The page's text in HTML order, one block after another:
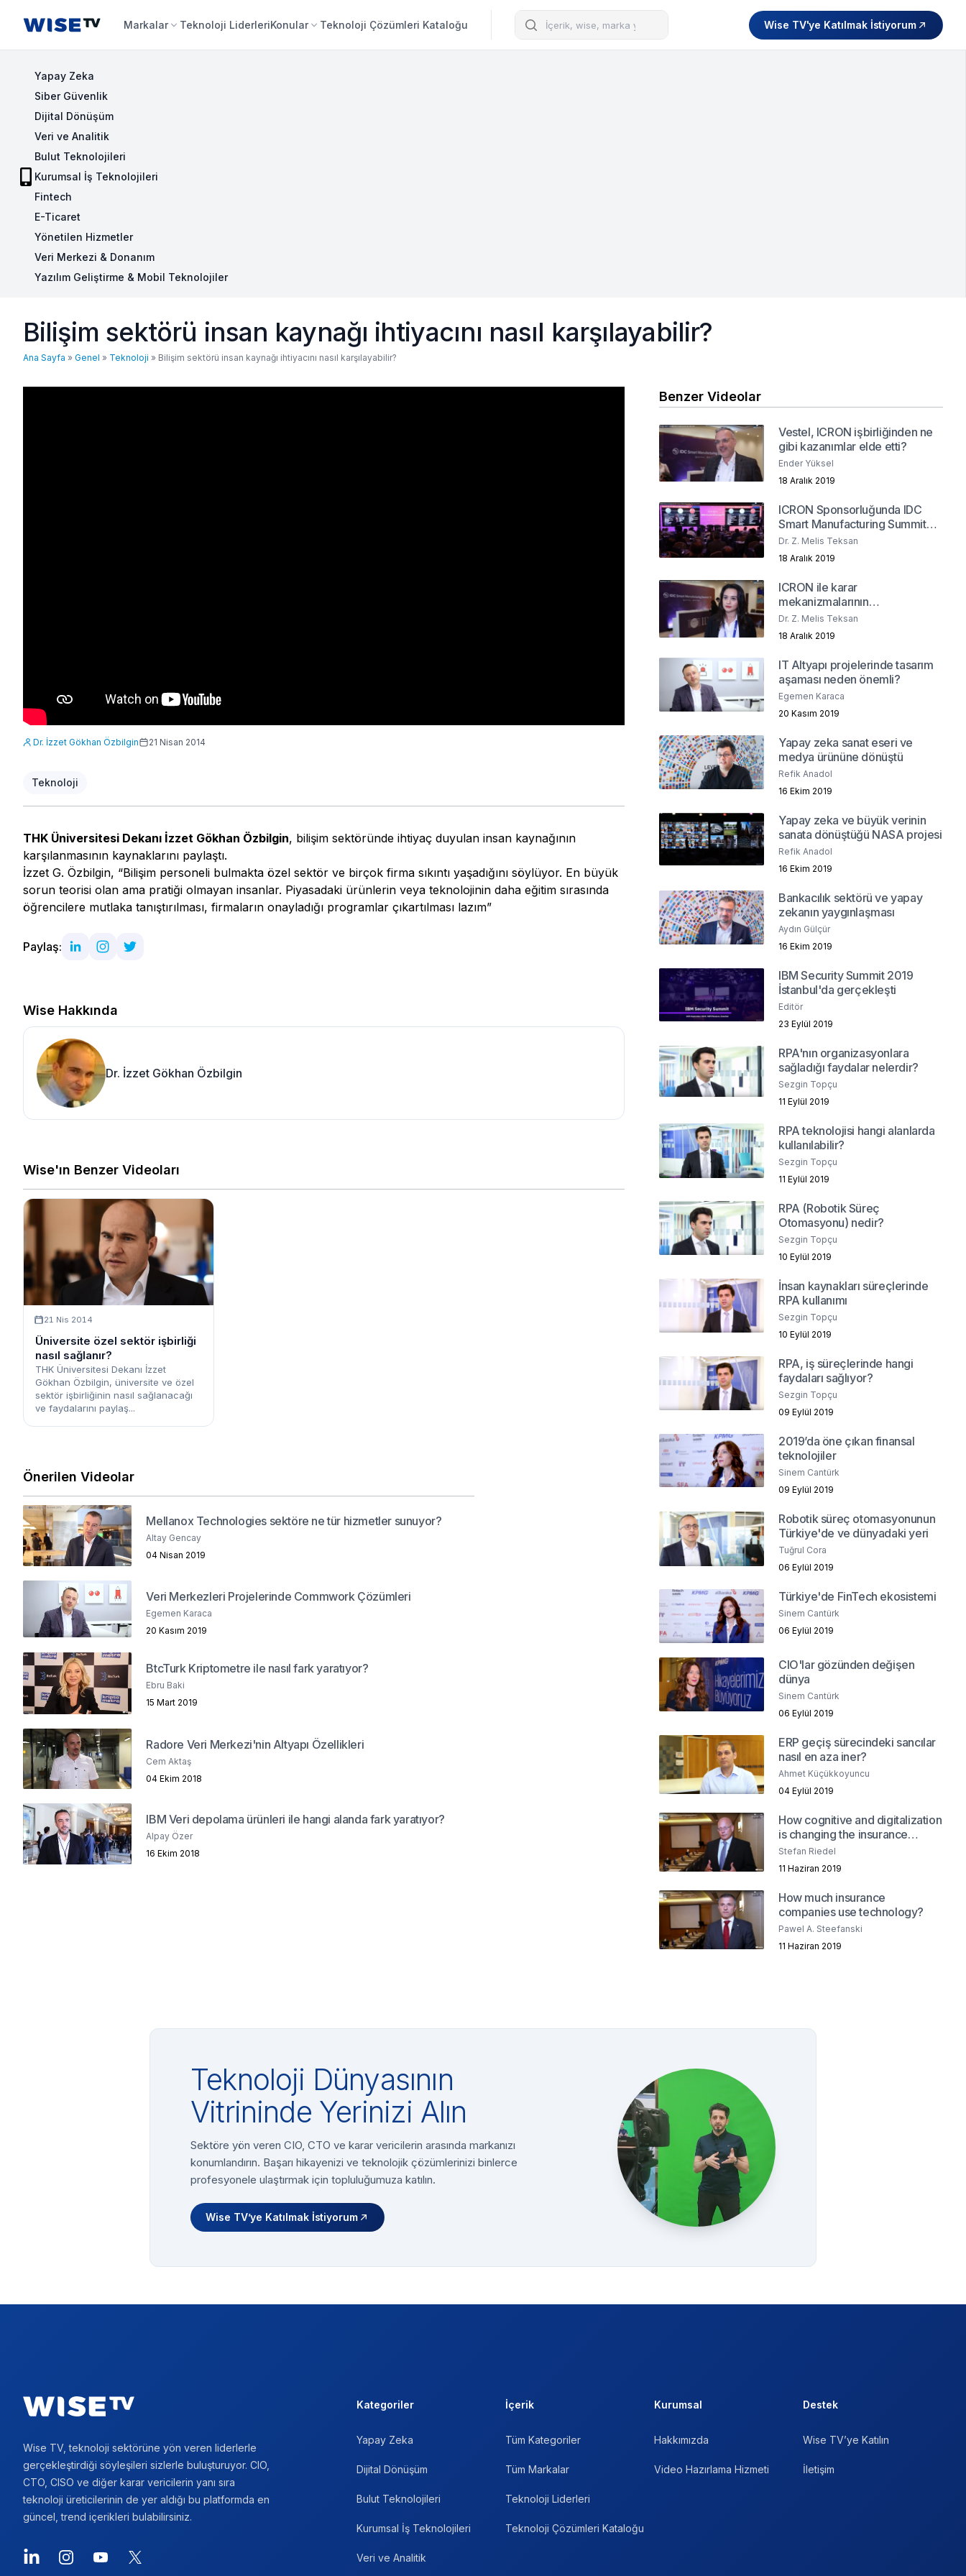
Wise TV Markalar Teknoloji LiderleriKonular Teknoloji Çözümleri Kataloğu Arama Wise TV'ye Katılmak İstiyorum
Yapay Zeka
Siber Güvenlik
Dijital Dönüşüm
Veri ve Analitik
Bulut Teknolojileri
Kurumsal İş Teknolojileri
Fintech
E-Ticaret
Yönetilen Hizmetler
Veri Merkezi & Donanım
Yazılım Geliştirme & Mobil Teknolojiler
Bilişim sektörü insan kaynağı ihtiyacını nasıl karşılayabilir?
Ana Sayfa » Genel » Teknoloji » Bilişim sektörü insan kaynağı ihtiyacını nasıl karşılayabilir?
Dr. İzzet Gökhan Özbilgin 21 Nisan 2014
Teknoloji
THK Üniversitesi Dekanı İzzet Gökhan Özbilgin, bilişim sektöründe ihtiyaç duyulan insan kaynağının
karşılanmasının kaynaklarını paylaştı.
İzzet G. Özbilgin, “Bilişim personeli bulmakta özel sektör ve birçok firma sıkıntı yaşadığını söylüyor. En büyük
sorun teorisi olan ama pratiği olmayan insanlar. Piyasadaki ürünlerin veya teknolojinin daha eğitim sırasında
öğrencilere mutlaka tanıştırılması, firmaların onayladığı programlar çıkartılması lazım”
Paylaş:
Wise Hakkında
Dr. İzzet Gökhan Özbilgin
Wise'ın Benzer Videoları
21 Nis 2014
Üniversite özel sektör işbirliği
nasıl sağlanır?
THK Üniversitesi Dekanı İzzet
Gökhan Özbilgin, üniversite ve özel
sektör işbirliğinin nasıl sağlanacağı
ve faydalarını paylaş...
Önerilen Videolar
Mellanox Technologies sektöre ne tür hizmetler sunuyor?
Altay Gencay
04 Nisan 2019
Veri Merkezleri Projelerinde Commwork Çözümleri
Egemen Karaca
20 Kasım 2019
BtcTurk Kriptometre ile nasıl fark yaratıyor?
Ebru Baki
15 Mart 2019
Radore Veri Merkezi'nin Altyapı Özellikleri
Cem Aktaş
04 Ekim 2018
IBM Veri depolama ürünleri ile hangi alanda fark yaratıyor?
Alpay Özer
16 Ekim 2018
Benzer Videolar
Vestel, ICRON işbirliğinden ne
gibi kazanımlar elde etti?
Ender Yüksel
18 Aralık 2019
ICRON Sponsorluğunda IDC
Smart Manufacturing Summit
2019
Dr. Z. Melis Teksan
18 Aralık 2019
ICRON ile karar
mekanizmalarının
dijitalleştirilmesi
Dr. Z. Melis Teksan
18 Aralık 2019
IT Altyapı projelerinde tasarım
aşaması neden önemli?
Egemen Karaca
20 Kasım 2019
Yapay zeka sanat eseri ve
medya ürününe dönüştü
Refik Anadol
16 Ekim 2019
Yapay zeka ve büyük verinin
sanata dönüştüğü NASA projesi
Refik Anadol
16 Ekim 2019
Bankacılık sektörü ve yapay
zekanın yaygınlaşması
Aydın Gülçür
16 Ekim 2019
IBM Security Summit 2019
İstanbul'da gerçekleşti
Editör
23 Eylül 2019
RPA'nın organizasyonlara
sağladığı faydalar nelerdir?
Sezgin Topçu
11 Eylül 2019
RPA teknolojisi hangi alanlarda
kullanılabilir?
Sezgin Topçu
11 Eylül 2019
RPA (Robotik Süreç
Otomasyonu) nedir?
Sezgin Topçu
10 Eylül 2019
İnsan kaynakları süreçlerinde
RPA kullanımı
Sezgin Topçu
10 Eylül 2019
RPA, iş süreçlerinde hangi
faydaları sağlıyor?
Sezgin Topçu
09 Eylül 2019
2019’da öne çıkan finansal
teknolojiler
Sinem Cantürk
09 Eylül 2019
Robotik süreç otomasyonunun
Türkiye'de ve dünyadaki yeri
Tuğrul Cora
06 Eylül 2019
Türkiye'de FinTech ekosistemi
Sinem Cantürk
06 Eylül 2019
CIO'lar gözünden değişen
dünya
Sinem Cantürk
06 Eylül 2019
ERP geçiş sürecindeki sancılar
nasıl en aza iner?
Ahmet Küçükkoyuncu
04 Eylül 2019
How cognitive and digitalization
is changing the insurance
industry?
Stefan Riedel
11 Haziran 2019
How much insurance
companies use technology?
Pawel A. Steefanski
11 Haziran 2019
Teknoloji Dünyasının
Vitrininde Yerinizi Alın
Sektöre yön veren CIO, CTO ve karar vericilerin arasında markanızı
konumlandırın. Başarı hikayenizi ve teknolojik çözümlerinizi binlerce
profesyonele ulaştırmak için topluluğumuza katılın.
Wise TV’ye Katılmak İstiyorum
Wise TV, teknoloji sektörüne yön veren liderlerle
gerçekleştirdiği söyleşileri sizlerle buluşturuyor. CIO,
CTO, CISO ve diğer karar vericilerin yanı sıra
teknoloji üreticilerinin de yer aldığı bu platformda en
güncel, trend içerikleri bulabilirsiniz.
LinkedInInstagramYouTube
X
Kategoriler
Yapay Zeka
Dijital Dönüşüm
Bulut Teknolojileri
Kurumsal İş Teknolojileri
Veri ve Analitik
İçerik
Tüm Kategoriler
Tüm Markalar
Teknoloji Liderleri
Teknoloji Çözümleri Kataloğu
Kurumsal
Hakkımızda
Video Hazırlama Hizmeti
Destek
Wise TV’ye Katılın
İletişim